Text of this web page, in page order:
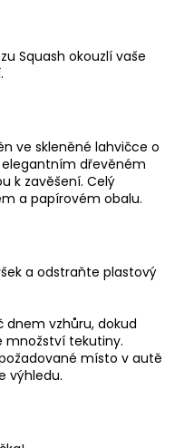
Squash okouzlí vaše
ve skleněné lahvičce o
dřevěném
k zavěšení. Celý
a papírovém obalu.
a odstraňte plastový
vzhůru, dokud
množství tekutiny.
místo v autě
výhledu.